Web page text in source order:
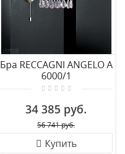
Бра RECCAGNI ANGELO A
6000/1
34 385 руб.
56 741 руб.
Купить